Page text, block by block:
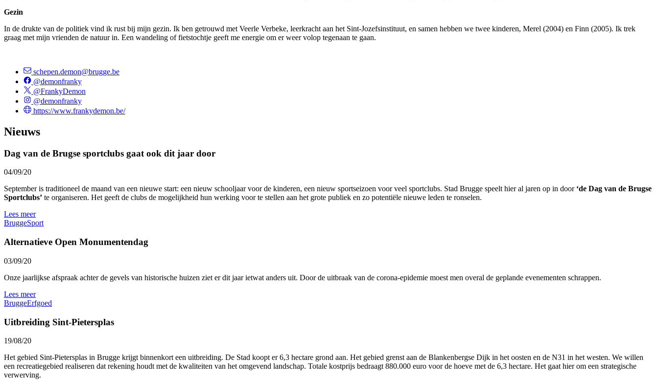
Gezin
In de drukte van de politiek vind ik rust bij mijn gezin. Ik ben getrouwd met Veerle Verbeke, leerkracht aan het Sint-Jozefsinstituut, en samen hebben we twee kinderen, Merel (2004) en Finn (2005). Ik trek
graag met mijn vrienden de natuur in. Een wandeling of fietstochtje geeft me energie om er weer volop tegenaan te gaan.
schepen.demon@brugge.be
@demonfranky
@FrankyDemon
@demonfranky
https://www.frankydemon.be/
Nieuws
Dag van de Brugse sportclubs gaat ook dit jaar door
04/09/20
September is traditioneel de maand van een nieuwe start: een nieuw schooljaar voor de kinderen, een nieuw sportseizoen voor veel sportclubs. Stad Brugge speelt hier al jaren op in door ‘de Dag van de Brugse
Sportclubs’ te organiseren. Het geeft de clubs de mogelijkheid hun werking voor te stellen aan het grote publiek en zo potentiële nieuwe leden te ronselen.
Lees meer
BruggeSport
Alternatieve Open Monumentendag
03/09/20
Onze jaarlijkse afspraak achter de gevels van historische huizen ziet er dit jaar ietwat anders uit. Door de uitbraak van de corona-epidemie moest men overal de geplande evenementen schrappen.
Lees meer
BruggeErfgoed
Uitbreiding Sint-Pietersplas
19/08/20
Het gebied Sint-Pietersplas in Brugge krijgt binnenkort een uitbreiding. De Stad koopt er 6,3 hectare grond aan. Het gebied grenst aan de Blankenbergse Dijk in het oosten en de N31 in het westen. We willen
een recreatiegebied realiseren dat rekening houdt met de kwaliteiten van het omgevend landschap. Totale kostprijs bedraagt 880.000 euro voor de hoeve met de 6,3 hectare. Het gaat hier om een strategische
verwerving.